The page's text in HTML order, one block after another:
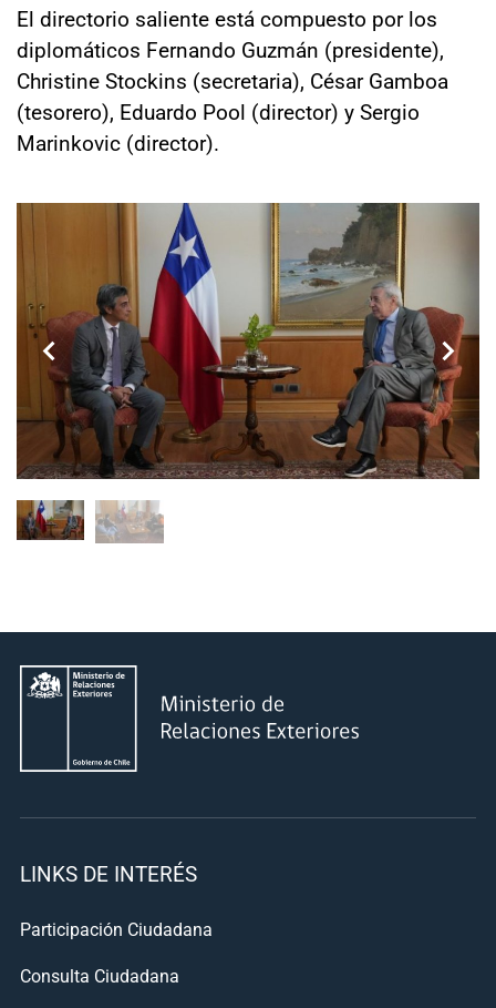
El directorio saliente está compuesto por los
diplomáticos Fernando Guzmán (presidente),
Christine Stockins (secretaria), César Gamboa
(tesorero), Eduardo Pool (director) y Sergio
Marinkovic (director).
LINKS DE INTERÉS
Participación Ciudadana
Consulta Ciudadana